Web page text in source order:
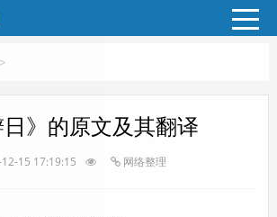
日》的原文及其翻译
15 17:19:15 网络整理